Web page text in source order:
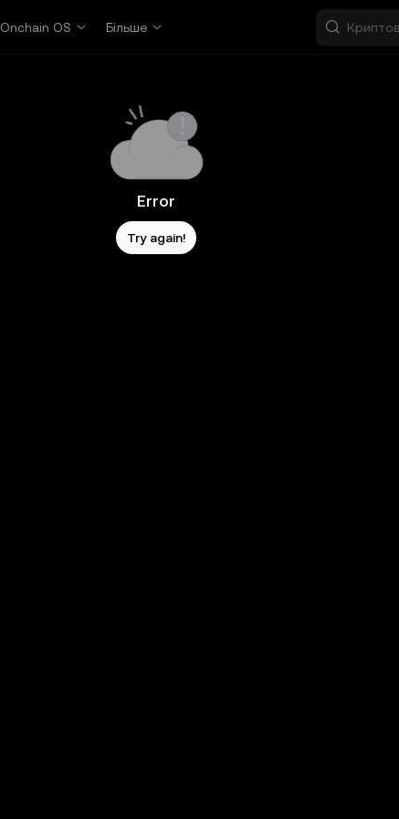
Onchain OS Більше
Error
Try again!